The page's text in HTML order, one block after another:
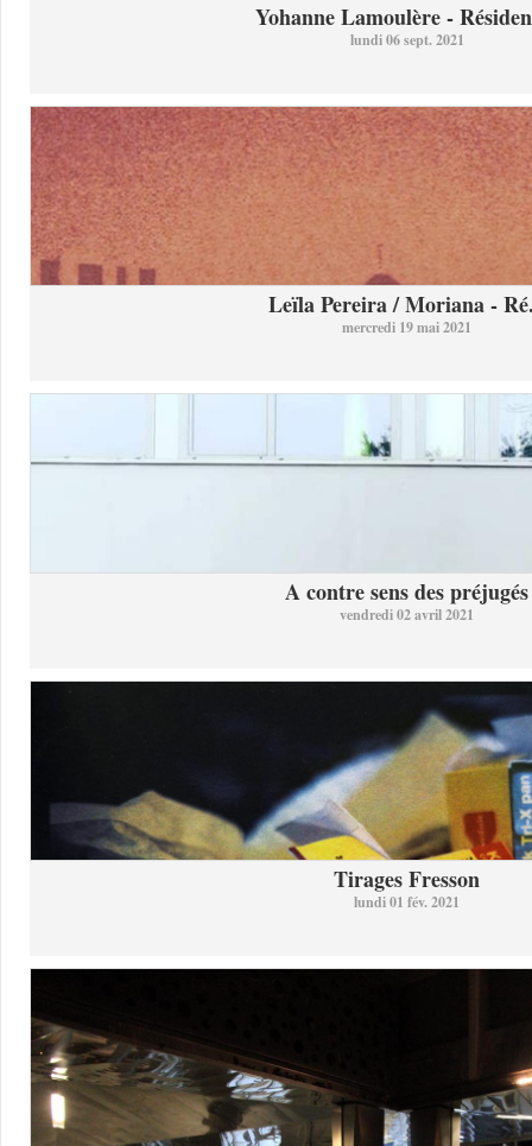
Yohanne Lamoulère -
lundi 06 sept. 2021
Leïla Pereira / Moriana -
mercredi 19 mai 2021
A contre sens des préjugés
vendredi 02 avril 2021
Tirages Fresson
lundi 01 fév. 2021